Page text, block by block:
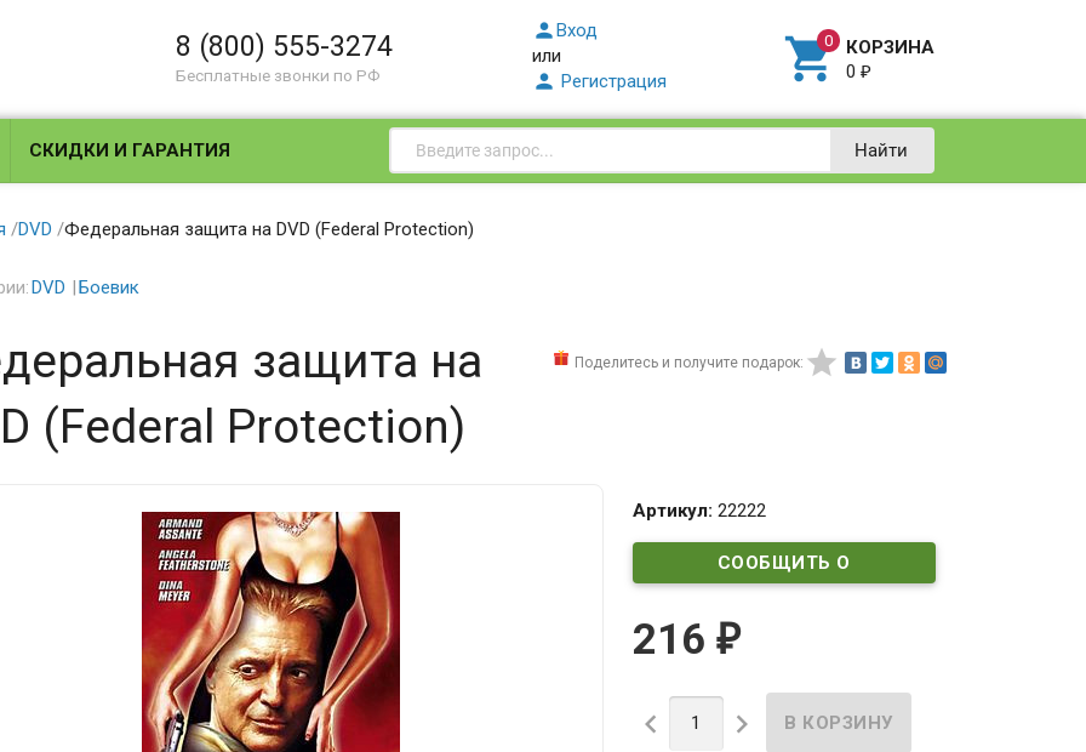
8 (800) 555-3274
Бесплатные звонки по РФ
Вход
или
 Регистрация  КОРЗИНА
0₽
СКИДКИ И ГАРАНТИЯ Найти
/DVD /Федеральная защита на DVD (Federal Protection)
DVD Боевик
Поделитесь и получите подарок: 
защита на
(Federal Protection)
Артикул: 22222
СООБЩИТЬ О
216 ₽
 